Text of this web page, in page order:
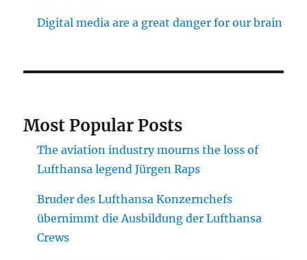
Digital media are a great danger for our brain
Most Popular Posts
The aviation industry mourns the loss of
Lufthansa legend Jürgen Raps
Bruder des Lufthansa Konzernchefs
übernimmt die Ausbildung der Lufthansa
Crews